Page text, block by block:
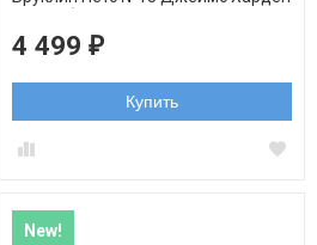
4 499 ₽
Купить
New!